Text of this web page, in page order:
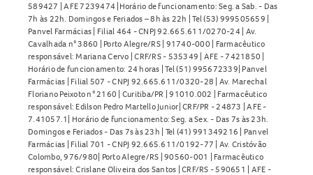
589427 | AFE 7239474 |Horário de funcionamento: Seg. a Sab. - Das
7h às 22h. Domingos e Feriados – 8h às 22h | Tel (53) 999505659 |
Panvel Farmácias | Filial 464 - CNPJ 92.665.611/0270-24 | Av.
Cavalhada n° 3860 | Porto Alegre/RS | 91740-000 | Farmacêutico
responsável: Mariana Cervo | CRF/RS - 535349 | AFE - 7421850 |
Horário de funcionamento: 24 horas | Tel (51) 995672339| Panvel
Farmácias | Filial 507 - CNPJ 92.665.611/0320-28 | Av. Marechal
Floriano Peixoto n° 2160 | Curitiba/PR | 91010.002 | Farmacêutico
responsável: Edilson Pedro Martello Junior| CRF/PR - 24873 | AFE -
7.41057.1| Horário de funcionamento: Seg. a Sex. - Das 7s às 23h.
Domingos e Feriados - Das 7s às 23h | Tel (41) 991349216 | Panvel
Farmácias | Filial 701 - CNPJ 92.665.611/0192-77 | Av. Cristóvão
Colombo, 976/980| Porto Alegre/RS | 90560-001 | Farmacêutico
responsável: Crislane Oliveira dos Santos | CRF/RS - 590651 | AFE -